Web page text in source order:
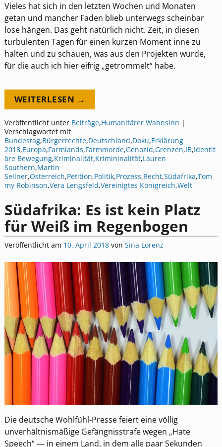
Vieles hat sich in den letzten Wochen und Monaten
getan und mancher Faden blieb unterwegs scheinbar
lose hängen. Das geht natürlich nicht. Zeit, in diesen
turbulenten Tagen für einen kurzen Moment inne zu
halten und zu schauen, was aus den Projekten wurde,
für die auch ich hier eifrig „getrommelt“ habe.
WEITERLESEN →
Veröffentlicht unter Beiträge,Humanitärer Wahnsinn |
Verschlagwortet mit
Bundestag,Bürgerrechte,Deutschland,Doku,Erklärung
2018,Europa,Farmlands,Farmmorde,Genozid,Grenzen,IB,Identit
äre Bewegung,Kriminalität,Krimininalität,Lauren
Southern,Martin
Sellner,Österreich,Petition,Politik,Prozess,Recht,Südafrika,Tom
my Robinson,Vera Lengsfeld,Vereinigtes Königreich,Welt
Südafrika: Es ist kein Platz
für Weiß im Regenbogen
Veröffentlicht am 10. April 2018 von Sina Lorenz
Die deutsche Wohlfühl-Presse feiert eine völlig
unverhältnismäßige Gefängnisstrafe wegen „Hate
Speech“ — in einem Land, in dem alle paar Sekunden